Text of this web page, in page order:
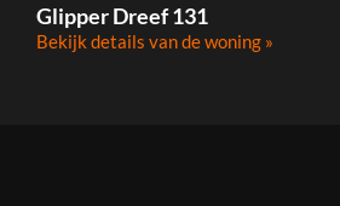
Glipper Dreef 131
Bekijk details van de woning »